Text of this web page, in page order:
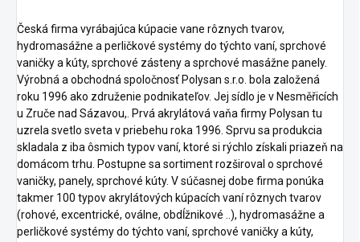
Česká firma vyrábajúca kúpacie vane rôznych tvarov,
hydromasážne a perličkové systémy do týchto vaní, sprchové
vaničky a kúty, sprchové zásteny a sprchové masážne panely.
Výrobná a obchodná spoločnosť Polysan s.r.o. bola založená
roku 1996 ako združenie podnikateľov. Jej sídlo je v Nesměřicích
u Zruče nad Sázavou,. Prvá akrylátová vaňa firmy Polysan tu
uzrela svetlo sveta v priebehu roka 1996. Sprvu sa produkcia
skladala z iba ôsmich typov vaní, ktoré si rýchlo získali priazeň na
domácom trhu. Postupne sa sortiment rozširoval o sprchové
vaničky, panely, sprchové kúty. V súčasnej dobe firma ponúka
takmer 100 typov akrylátových kúpacích vaní rôznych tvarov
(rohové, excentrické, oválne, obdĺžnikové ..), hydromasážne a
perličkové systémy do týchto vaní, sprchové vaničky a kúty,